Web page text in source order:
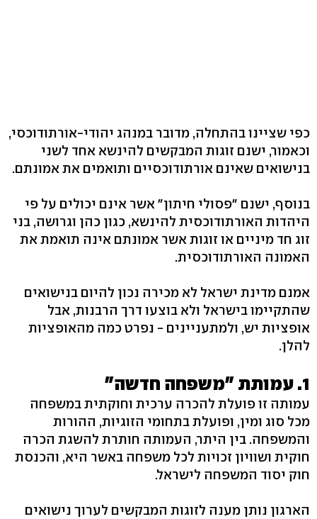
כפי שציינו בהתחלה, מדובר במנהג יהודי-אורתודוכסי,
וכאמור, ישנם זוגות המבקשים להינשא אחד לשני
בנישואים שאינם אורתודוכסיים ותואמים את אמונתם.
בנוסף, ישנם "פסולי חיתון" אשר אינם יכולים על פי
היהדות האורתודוכסית להינשא, כגון כהן וגרושה, בני
זוג חד מיניים או זוגות אשר אמונתם אינה תואמת את
האמונה האורתודוכסית.
אמנם מדינת ישראל לא מכירה נכון להיום בנישואים
שהתקיימו בישראל ולא בוצעו דרך הרבנות, אבל
אופציות יש, ולמתעניינים - נפרט כמה מהאופציות
להלן.
1. עמותת "משפחה חדשה"
עמותה זו פועלת להכרה ערכית וחוקתית במשפחה
מכל סוג ומין, ופועלת בתחומי הזוגיות, ההורות
והמשפחה. בין היתר, העמותה חותרת להשגת הכרה
חוקית ושוויון זכויות לכל משפחה באשר היא, והכנסת
חוק יסוד המשפחה לישראל.
הארגון נותן מענה לזוגות המבקשים לערוך נישואים